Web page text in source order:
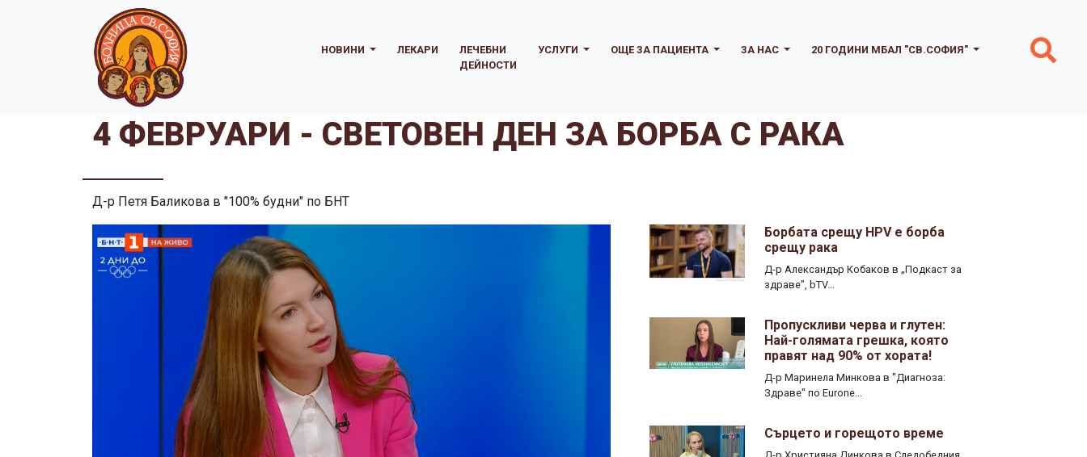
НОВИНИ ЛЕКАРИ
ЛЕЧЕБНИ
ДЕЙНОСТИ
УСЛУГИ ОЩЕ ЗА ПАЦИЕНТА ЗА НАС 20 ГОДИНИ МБАЛ "СВ.СОФИЯ"
4 ФЕВРУАРИ - СВЕТОВЕН ДЕН ЗА БОРБА С РАКА
Д-р Петя Баликова в "100% будни" по БНТ
Борбата срещу HPV е борба
срещу рака
Д-р Александър Кобаков в „Подкаст за
здраве", bTV...
Пропускливи черва и глутен:
Най-голямата грешка, която
правят над 90% от хората!
Д-р Маринела Минкова в "Диагноза:
Здраве" по Eurone...
Сърцето и горещото време